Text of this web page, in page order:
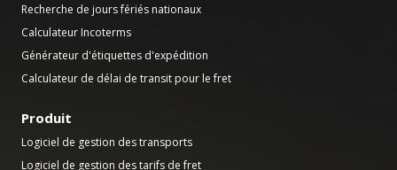
Recherche de jours fériés nationaux
Calculateur Incoterms
Générateur d'étiquettes d'expédition
Calculateur de délai de transit pour le fret
Produit
Logiciel de gestion des transports
Logiciel de gestion des tarifs de fret